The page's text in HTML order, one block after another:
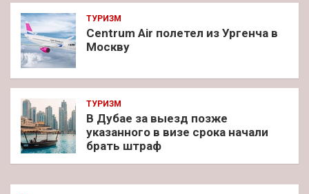
ТУРИЗМ
Centrum Air полетел из Ургенча в
Москву
ТУРИЗМ
В Дубае за выезд позже
указанного в визе срока начали
брать штраф